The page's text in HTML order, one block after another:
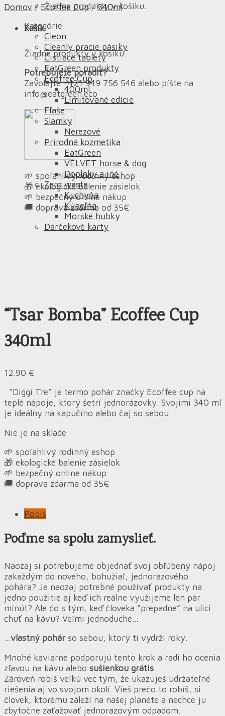
Žiadne produkty v košíku.
Košík
Žiadne produkty v košíku.
Potrebujete poradiť?
Zavolajte +421 949 756 546 alebo píšte na
info@eatgreen.eco
🌱 spoľahlivý rodinný eshop
🎁 ekologické balenie zásielok
🌱 bezpečný online nákup
🚚 doprava zdarma od 35€
Domov / Ecoffee Cup / 340ml
Kategórie
Cleon
Cleanly pracie pásiky
Čistiace tablety
EatGreen produkty
Ecoffee Cup
400ml
Limitované edície
Fľaše
Slamky
Nerezové
Prírodná kozmetika
EatGreen
VELVET horse & dog
Doplnky a iné
Zero waste
Kuchyňa
Kúpeľňa
Morské hubky
Darčekové karty
“Tsar Bomba” Ecoffee Cup
340ml
12.90 €
“Diggi Tre” je termo pohár značky Ecoffee cup na
teplé nápoje, ktorý šetrí jednorázovky. Svojimi 340 ml
je ideálny na kapučíno alebo čaj so sebou.
Nie je na sklade
🌱 spoľahlivý rodinný eshop
🎁 ekologické balenie zásielok
🌱 bezpečný online nákup
🚚 doprava zdarma od 35€
Popis
Poďme sa spolu zamyslieť.
Naozaj si potrebujeme objednať svoj obľúbený nápoj
zakaždým do nového, bohužiaľ, jednorazového
pohára? Je naozaj potrebné používať produkty na
jedno použitie aj keď ich reálne využijeme len pár
minút? Ale čo s tým, keď človeka “prepadne” na ulici
chuť na kávu? Veľmi jednoduché…
…vlastný pohár so sebou, ktorý ti vydrží roky.
Mnohé kaviarne podporujú tento krok a radi ho ocenia
zľavou na kávu alebo sušienkou grátis.
Zároveň robíš veľkú vec tým, že ukazuješ udržateľné
riešenia aj vo svojom okolí. Vieš prečo to robíš, si
človek, ktorému záleží na našej planéte a nechce ju
zbytočne zaťažovať jednorazovým odpadom.